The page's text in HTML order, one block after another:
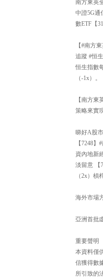
南方東英
中證5G通
數ETF【
【#南方
追蹤 #恒
恒生指數
（-1x）。
【南方
策略來實
睇好A股
【7248
資內地新
淡留意 【
（2x）槓
海外市場
亞洲首批
重要聲明
本資料僅
信獲得數
所引致的